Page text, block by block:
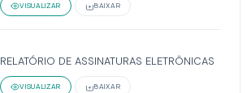
VISUALIZAR BAIXAR
RELATÓRIO DE ASSINATURAS ELETRÔNICAS
VISUALIZAR BAIXAR